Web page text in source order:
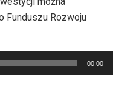
Funduszu Rozwoju
00:00